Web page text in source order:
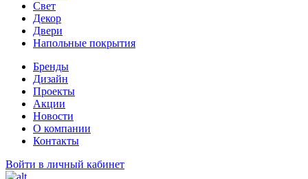
Свет
Декор
Двери
Напольные покрытия
Бренды
Дизайн
Проекты
Акции
Новости
О компании
Контакты
Войти в личный кабинет